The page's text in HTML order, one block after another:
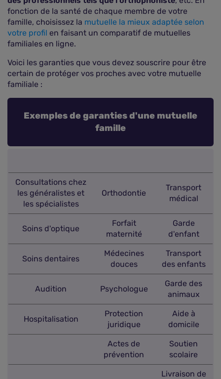
fonction de la santé de chaque membre de votre
famille, choisissez la mutuelle la mieux adaptée selon
votre profil en faisant un comparatif de mutuelles
familiales en ligne.
Voici les garanties que vous devez souscrire pour être
certain de protéger vos proches avec votre mutuelle
familiale :
Exemples de garanties d'une mutuelle
famille
Consultations chez
les généralistes et
les spécialistes
Orthodontie
Transport
médical
Soins d'optique
Forfait
maternité
Garde
d'enfant
Soins dentaires
Médecines
douces
Transport
des enfants
Audition Psychologue
Garde des
animaux
Hospitalisation
Protection
juridique
Aide à
domicile
Actes de
prévention
Soutien
scolaire
Livraison de